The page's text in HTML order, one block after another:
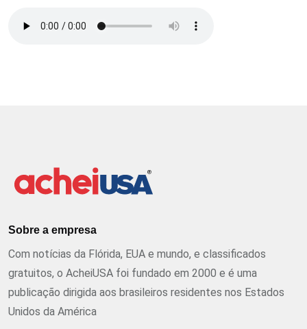
Sobre a empresa
Com notícias da Flórida, EUA e mundo, e classificados
gratuitos, o AcheiUSA foi fundado em 2000 e é uma
publicação dirigida aos brasileiros residentes nos Estados
Unidos da América